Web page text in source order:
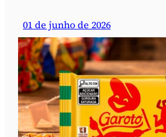
01 de junho de 2026